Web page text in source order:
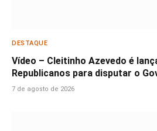
DESTAQUE
Vídeo – Cleitinho Azevedo é
Republicanos para disputar o
7 de agosto de 2026